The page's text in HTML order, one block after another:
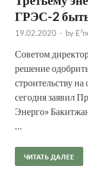
ГРЭС-2
19.02.2020 - by
Советом
решение
строительству
сегодня заявил
Энерго»
ЧИТАТЬ ДАЛЕЕ